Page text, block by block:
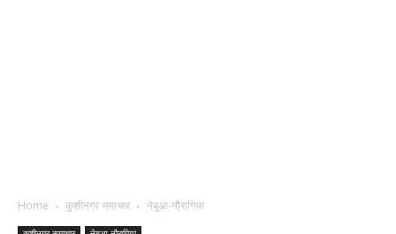
Home कुशीनगर समाचार नेबुआ-नौरागिया